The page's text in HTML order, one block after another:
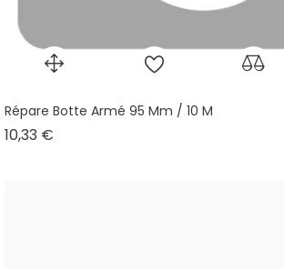
Répare Botte Armé 95 Mm / 10 M
10,33 €